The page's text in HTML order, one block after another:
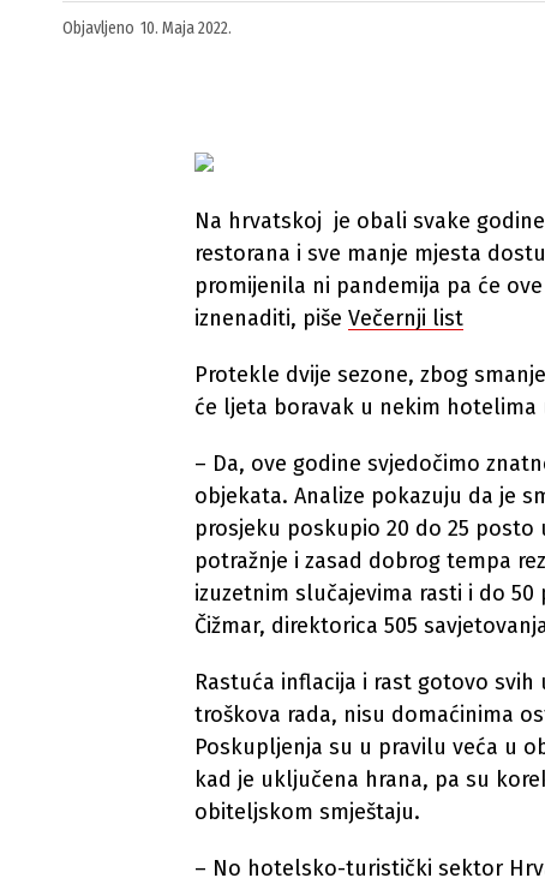
Objavljeno 10. Maja 2022.
Na hrvatskoj je obali svake
restorana i sve manje mjesta
promijenila ni pandemija pa će
iznenaditi, piše Večernji list
Protekle dvije sezone, zbog
će ljeta boravak u nekim
– Da, ove godine svjedočimo
objekata. Analize pokazuju da je
prosjeku poskupio 20 do 25
potražnje i zasad dobrog tempa
izuzetnim slučajevima rasti i do
Čižmar, direktorica 505
Rastuća inflacija i rast gotovo
troškova rada, nisu domaćinima
Poskupljenja su u pravilu veća u
kad je uključena hrana, pa su
obiteljskom smještaju.
– No hotelsko-turistički sektor